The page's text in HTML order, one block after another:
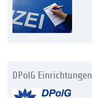
DPolG Einrichtungen